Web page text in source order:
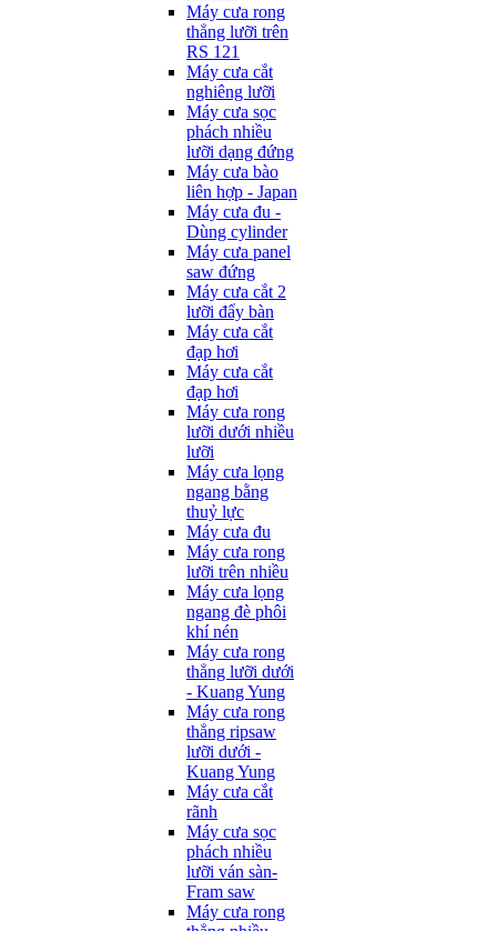
Máy cưa rong
thẳng lưỡi trên
RS 121
Máy cưa cắt
nghiêng lưỡi
Máy cưa sọc
phách nhiều
lưỡi dạng đứng
Máy cưa bào
liên hợp - Japan
Máy cưa đu -
Dùng cylinder
Máy cưa panel
saw đứng
Máy cưa cắt 2
lưỡi đẩy bàn
Máy cưa cắt
đạp hơi
Máy cưa cắt
đạp hơi
Máy cưa rong
lưỡi dưới nhiều
lưỡi
Máy cưa lọng
ngang bằng
thuỷ lực
Máy cưa đu
Máy cưa rong
lưỡi trên nhiều
Máy cưa lọng
ngang đè phôi
khí nén
Máy cưa rong
thẳng lưỡi dưới
- Kuang Yung
Máy cưa rong
thẳng ripsaw
lưỡi dưới -
Kuang Yung
Máy cưa cắt
rãnh
Máy cưa sọc
phách nhiều
lưỡi ván sàn-
Fram saw
Máy cưa rong